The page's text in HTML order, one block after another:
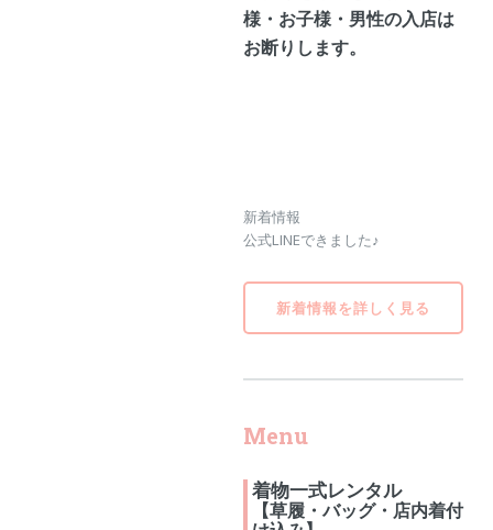
様・お子様・男性の入店は
お断りします。
新着情報
公式LINEできました♪
新着情報を詳しく見る
Menu
着物一式レンタル
【草履・バッグ・店内着付